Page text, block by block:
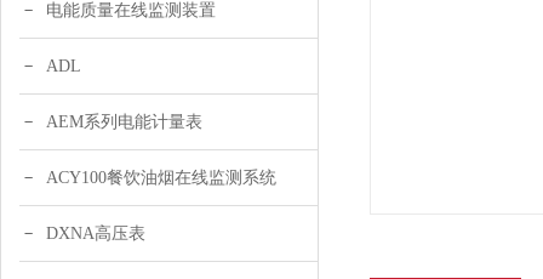
电能质量在线监测装置
ADL
AEM系列电能计量表
ACY100餐饮油烟在线监测系统
DXNA高压表